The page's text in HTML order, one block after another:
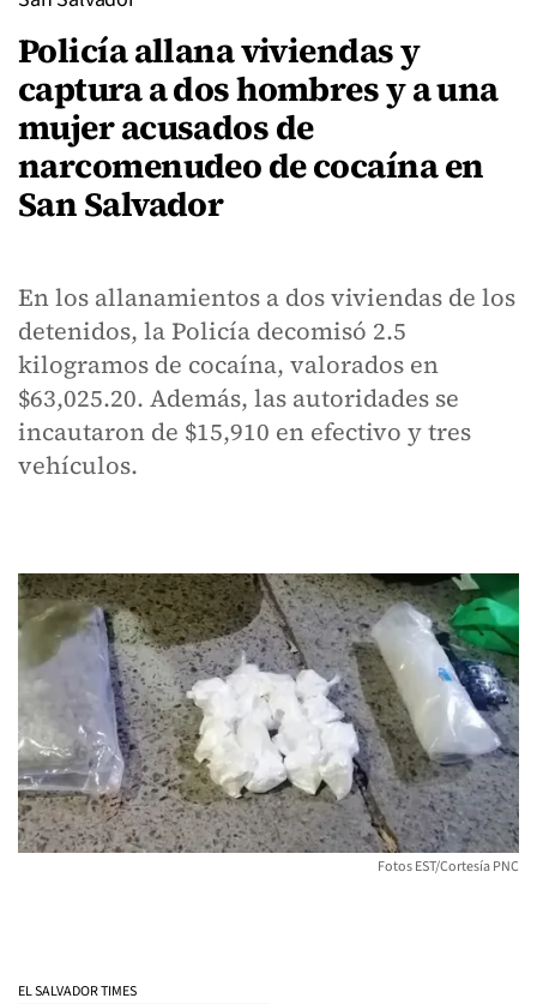
Policía allana viviendas y
captura a dos hombres y a una
mujer acusados de
narcomenudeo de cocaína en
San Salvador
En los allanamientos a dos viviendas de los
detenidos, la Policía decomisó 2.5
kilogramos de cocaína, valorados en
$63,025.20. Además, las autoridades se
incautaron de $15,910 en efectivo y tres
vehículos.
Fotos EST/Cortesía PNC
EL SALVADOR TIMES